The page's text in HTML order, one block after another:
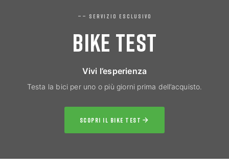
—— SERVIZIO ESCLUSIVO
BIKE TEST
Vivi l’esperienza
Testa la bici per uno o più giorni prima dell’acquisto.
SCOPRI IL BIKE TEST